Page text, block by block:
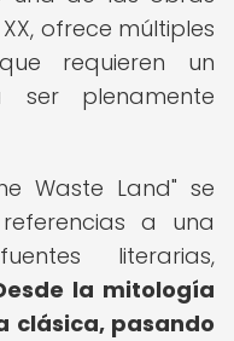
ofrece múltiples
requieren un
ser plenamente
Waste Land" se
a una
literarias,
la mitología
clásica, pasando